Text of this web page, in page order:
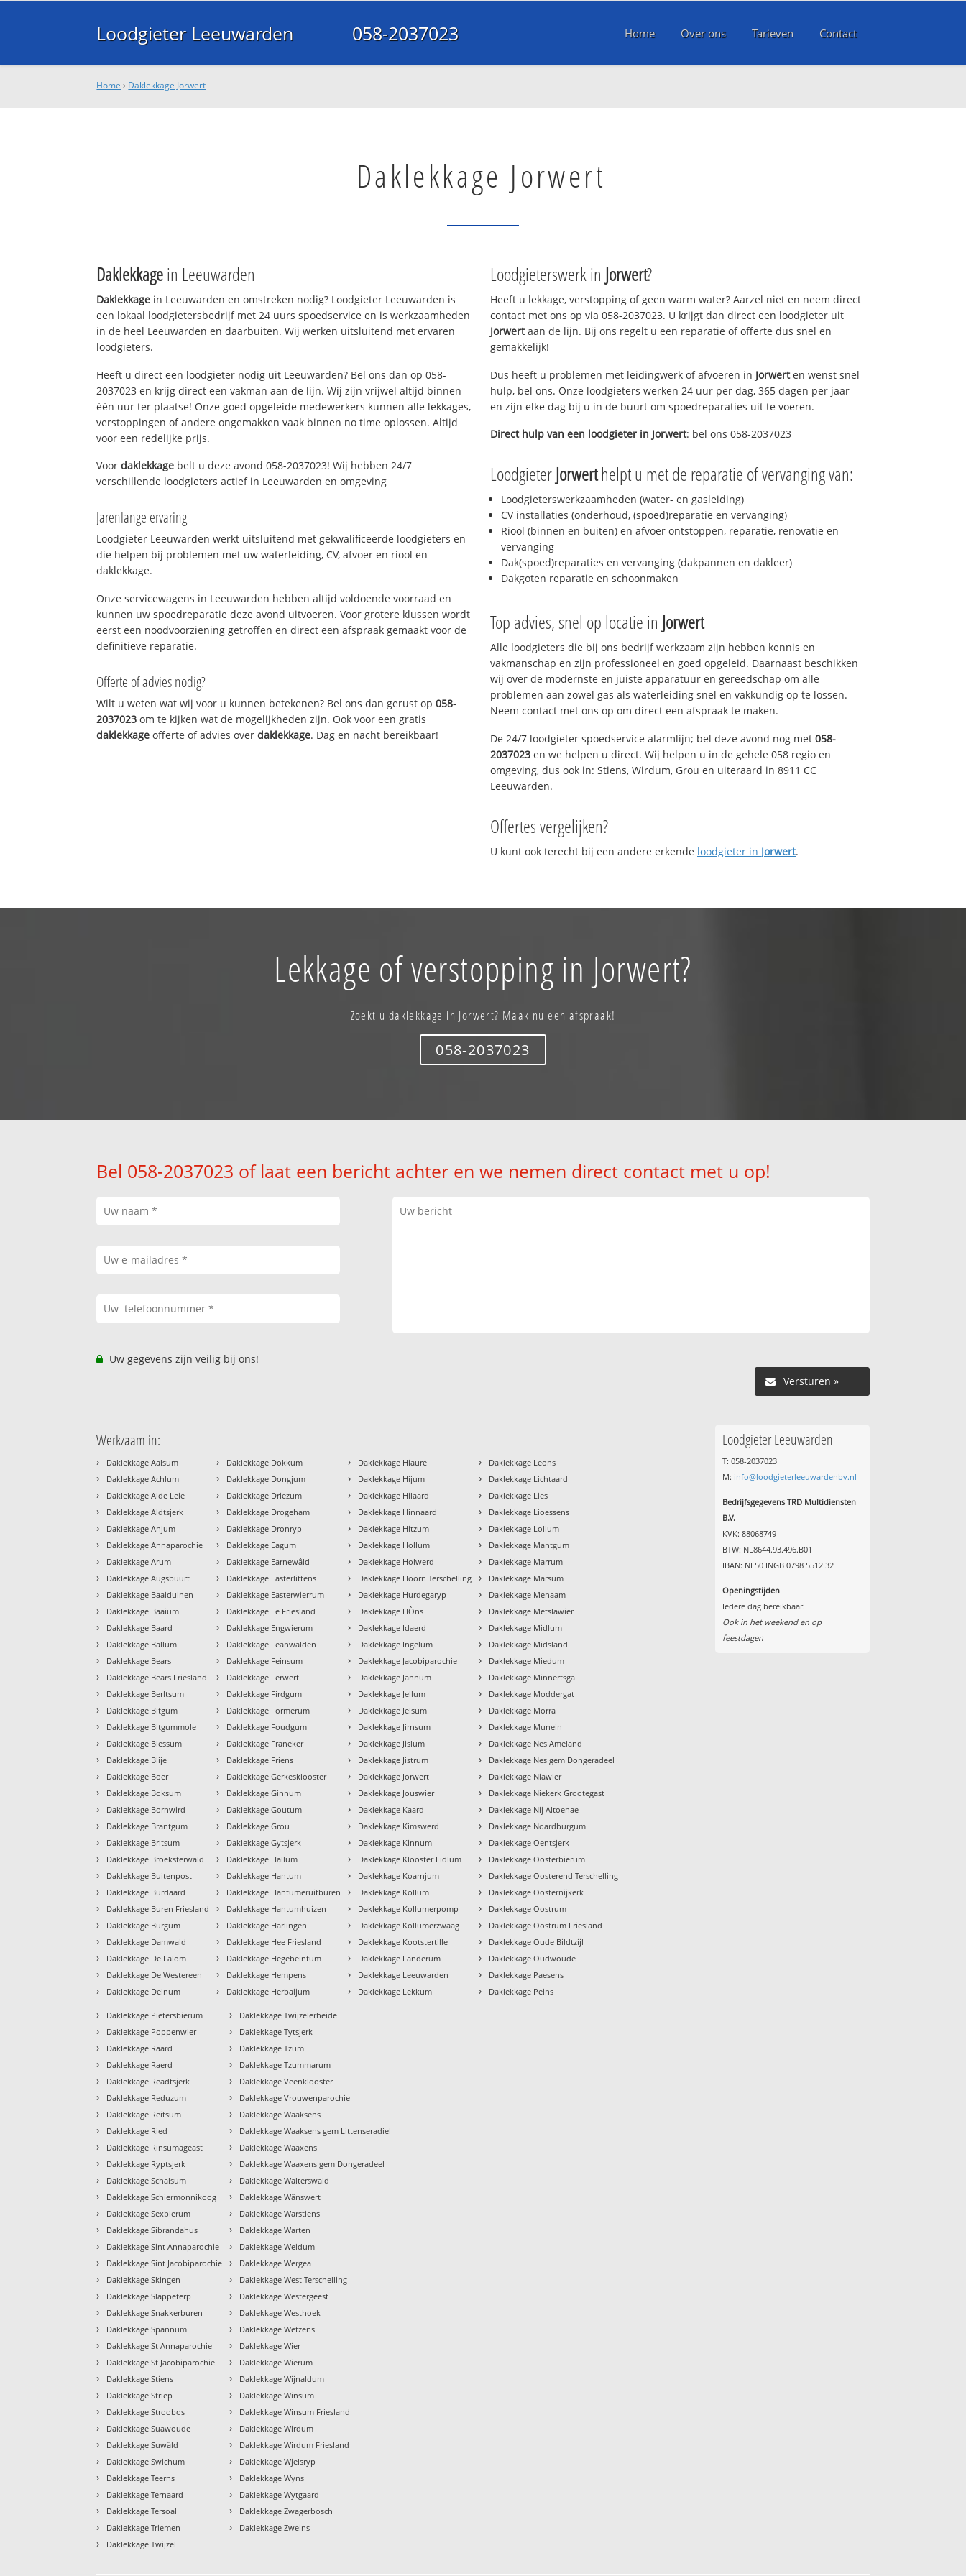
Loodgieter Leeuwarden 058-2037023 Home Over ons Tarieven Contact
Home › Daklekkage Jorwert
Daklekkage Jorwert
Daklekkagein Leeuwarden
Daklekkage in Leeuwarden en omstreken nodig? Loodgieter Leeuwarden is
een lokaal loodgietersbedrijf met 24 uurs spoedservice en is werkzaamheden
in de heel Leeuwarden en daarbuiten. Wij werken uitsluitend met ervaren
loodgieters.
Heeft u direct een loodgieter nodig uit Leeuwarden? Bel ons dan op 058-
2037023 en krijg direct een vakman aan de lijn. Wij zijn vrijwel altijd binnen
één uur ter plaatse! Onze goed opgeleide medewerkers kunnen alle lekkages,
verstoppingen of andere ongemakken vaak binnen no time oplossen. Altijd
voor een redelijke prijs.
Voordaklekkage belt u deze avond 058-2037023! Wij hebben 24/7
verschillende loodgieters actief in Leeuwarden en omgeving
Jarenlange ervaring
Loodgieter Leeuwarden werkt uitsluitend met gekwalificeerde loodgieters en
die helpen bij problemen met uw waterleiding, CV, afvoer en riool en
daklekkage.
Onze servicewagens in Leeuwarden hebben altijd voldoende voorraad en
kunnen uw spoedreparatie deze avond uitvoeren. Voor grotere klussen wordt
eerst een noodvoorziening getroffen en direct een afspraak gemaakt voor de
definitieve reparatie.
Offerte of advies nodig?
Wilt u weten wat wij voor u kunnen betekenen? Bel ons dan gerust op058-
2037023 om te kijken wat de mogelijkheden zijn. Ook voor een gratis
daklekkage offerte of advies overdaklekkage. Dag en nacht bereikbaar!
Loodgieterswerk in Jorwert?
Heeft u lekkage, verstopping of geen warm water? Aarzel niet en neem direct
contact met ons op via 058-2037023. U krijgt dan direct een loodgieter uit
Jorwertaan de lijn. Bij ons regelt u een reparatie of offerte dus snel en
gemakkelijk!
Dus heeft u problemen met leidingwerk of afvoeren in Jorwerten wenst snel
hulp, bel ons. Onze loodgieters werken 24 uur per dag, 365 dagen per jaar
en zijn elke dag bij u in de buurt om spoedreparaties uit te voeren.
Direct hulp van een loodgieter in Jorwert: bel ons 058-2037023
LoodgieterJorwerthelpt u met de reparatie of vervanging van:
Loodgieterswerkzaamheden (water- en gasleiding)
CV installaties (onderhoud, (spoed)reparatie en vervanging)
Riool (binnen en buiten) en afvoer ontstoppen, reparatie, renovatie en
vervanging
Dak(spoed)reparaties en vervanging (dakpannen en dakleer)
Dakgoten reparatie en schoonmaken
Top advies, snel op locatie in Jorwert
Alle loodgieters die bij ons bedrijf werkzaam zijn hebben kennis en
vakmanschap en zijn professioneel en goed opgeleid. Daarnaast beschikken
wij over de modernste en juiste apparatuur en gereedschap om alle
problemen aan zowel gas als waterleiding snel en vakkundig op te lossen.
Neem contact met ons op om direct een afspraak te maken.
De 24/7 loodgieter spoedservice alarmlijn; bel deze avond nog met 058-
2037023 en we helpen u direct. Wij helpen u in de gehele 058 regio en
omgeving, dus ook in: Stiens, Wirdum, Grou en uiteraard in 8911 CC
Leeuwarden.
Offertes vergelijken?
U kunt ook terecht bij een andere erkende loodgieter in Jorwert.
Lekkage of verstopping in Jorwert?
Zoekt u daklekkage in Jorwert? Maak nu een afspraak!
058-2037023
Bel 058-2037023 of laat een bericht achter en we nemen direct contact met u op!
Uw gegevens zijn veilig bij ons!
Versturen »
Werkzaam in:
› Daklekkage Aalsum
› Daklekkage Achlum
› Daklekkage Alde Leie
› Daklekkage Aldtsjerk
› Daklekkage Anjum
› Daklekkage Annaparochie
› Daklekkage Arum
› Daklekkage Augsbuurt
› Daklekkage Baaiduinen
› Daklekkage Baaium
› Daklekkage Baard
› Daklekkage Ballum
› Daklekkage Bears
› Daklekkage Bears Friesland
› Daklekkage Berltsum
› Daklekkage Bitgum
› Daklekkage Bitgummole
› Daklekkage Blessum
› Daklekkage Blije
› Daklekkage Boer
› Daklekkage Boksum
› Daklekkage Bornwird
› Daklekkage Brantgum
› Daklekkage Britsum
› Daklekkage Broeksterwald
› Daklekkage Buitenpost
› Daklekkage Burdaard
› Daklekkage Buren Friesland
› Daklekkage Burgum
› Daklekkage Damwald
› Daklekkage De Falom
› Daklekkage De Westereen
› Daklekkage Deinum
› Daklekkage Dokkum
› Daklekkage Dongjum
› Daklekkage Driezum
› Daklekkage Drogeham
› Daklekkage Dronryp
› Daklekkage Eagum
› Daklekkage Earnewâld
› Daklekkage Easterlittens
› Daklekkage Easterwierrum
› Daklekkage Ee Friesland
› Daklekkage Engwierum
› Daklekkage Feanwalden
› Daklekkage Feinsum
› Daklekkage Ferwert
› Daklekkage Firdgum
› Daklekkage Formerum
› Daklekkage Foudgum
› Daklekkage Franeker
› Daklekkage Friens
› Daklekkage Gerkesklooster
› Daklekkage Ginnum
› Daklekkage Goutum
› Daklekkage Grou
› Daklekkage Gytsjerk
› Daklekkage Hallum
› Daklekkage Hantum
› Daklekkage Hantumeruitburen
› Daklekkage Hantumhuizen
› Daklekkage Harlingen
› Daklekkage Hee Friesland
› Daklekkage Hegebeintum
› Daklekkage Hempens
› Daklekkage Herbaijum
› Daklekkage Hiaure
› Daklekkage Hijum
› Daklekkage Hilaard
› Daklekkage Hinnaard
› Daklekkage Hitzum
› Daklekkage Hollum
› Daklekkage Holwerd
› Daklekkage Hoorn Terschelling
› Daklekkage Hurdegaryp
› Daklekkage HÒns
› Daklekkage Idaerd
› Daklekkage Ingelum
› Daklekkage Jacobiparochie
› Daklekkage Jannum
› Daklekkage Jellum
› Daklekkage Jelsum
› Daklekkage Jirnsum
› Daklekkage Jislum
› Daklekkage Jistrum
› Daklekkage Jorwert
› Daklekkage Jouswier
› Daklekkage Kaard
› Daklekkage Kimswerd
› Daklekkage Kinnum
› Daklekkage Klooster Lidlum
› Daklekkage Koarnjum
› Daklekkage Kollum
› Daklekkage Kollumerpomp
› Daklekkage Kollumerzwaag
› Daklekkage Kootstertille
› Daklekkage Landerum
› Daklekkage Leeuwarden
› Daklekkage Lekkum
› Daklekkage Leons
› Daklekkage Lichtaard
› Daklekkage Lies
› Daklekkage Lioessens
› Daklekkage Lollum
› Daklekkage Mantgum
› Daklekkage Marrum
› Daklekkage Marsum
› Daklekkage Menaam
› Daklekkage Metslawier
› Daklekkage Midlum
› Daklekkage Midsland
› Daklekkage Miedum
› Daklekkage Minnertsga
› Daklekkage Moddergat
› Daklekkage Morra
› Daklekkage Munein
› Daklekkage Nes Ameland
› Daklekkage Nes gem Dongeradeel
› Daklekkage Niawier
› Daklekkage Niekerk Grootegast
› Daklekkage Nij Altoenae
› Daklekkage Noardburgum
› Daklekkage Oentsjerk
› Daklekkage Oosterbierum
› Daklekkage Oosterend Terschelling
› Daklekkage Oosternijkerk
› Daklekkage Oostrum
› Daklekkage Oostrum Friesland
› Daklekkage Oude Bildtzijl
› Daklekkage Oudwoude
› Daklekkage Paesens
› Daklekkage Peins
› Daklekkage Pietersbierum
› Daklekkage Poppenwier
› Daklekkage Raard
› Daklekkage Raerd
› Daklekkage Readtsjerk
› Daklekkage Reduzum
› Daklekkage Reitsum
› Daklekkage Ried
› Daklekkage Rinsumageast
› Daklekkage Ryptsjerk
› Daklekkage Schalsum
› Daklekkage Schiermonnikoog
› Daklekkage Sexbierum
› Daklekkage Sibrandahus
› Daklekkage Sint Annaparochie
› Daklekkage Sint Jacobiparochie
› Daklekkage Skingen
› Daklekkage Slappeterp
› Daklekkage Snakkerburen
› Daklekkage Spannum
› Daklekkage St Annaparochie
› Daklekkage St Jacobiparochie
› Daklekkage Stiens
› Daklekkage Striep
› Daklekkage Stroobos
› Daklekkage Suawoude
› Daklekkage Suwâld
› Daklekkage Swichum
› Daklekkage Teerns
› Daklekkage Ternaard
› Daklekkage Tersoal
› Daklekkage Triemen
› Daklekkage Twijzel
› Daklekkage Twijzelerheide
› Daklekkage Tytsjerk
› Daklekkage Tzum
› Daklekkage Tzummarum
› Daklekkage Veenklooster
› Daklekkage Vrouwenparochie
› Daklekkage Waaksens
› Daklekkage Waaksens gem Littenseradiel
› Daklekkage Waaxens
› Daklekkage Waaxens gem Dongeradeel
› Daklekkage Walterswald
› Daklekkage Wânswert
› Daklekkage Warstiens
› Daklekkage Warten
› Daklekkage Weidum
› Daklekkage Wergea
› Daklekkage West Terschelling
› Daklekkage Westergeest
› Daklekkage Westhoek
› Daklekkage Wetzens
› Daklekkage Wier
› Daklekkage Wierum
› Daklekkage Wijnaldum
› Daklekkage Winsum
› Daklekkage Winsum Friesland
› Daklekkage Wirdum
› Daklekkage Wirdum Friesland
› Daklekkage Wjelsryp
› Daklekkage Wyns
› Daklekkage Wytgaard
› Daklekkage Zwagerbosch
› Daklekkage Zweins
Loodgieter Leeuwarden
T: 058-2037023
M: info@loodgieterleeuwardenbv.nl
Bedrijfsgegevens TRD Multidiensten
B.V.
KVK: 88068749
BTW: NL8644.93.496.B01
IBAN: NL50 INGB 0798 5512 32
Openingstijden
Iedere dag bereikbaar!
Ook in het weekend en op
feestdagen